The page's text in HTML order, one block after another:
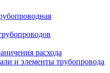
расхода
и элементы трубопровода